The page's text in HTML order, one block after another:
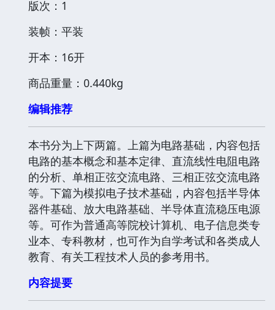
版次：1
装帧：平装
开本：16开
商品重量：0.440kg
编辑推荐
本书分为上下两篇。上篇为电路基础，内容包括
电路的基本概念和基本定律、直流线性电阻电路
的分析、单相正弦交流电路、三相正弦交流电路
等。下篇为模拟电子技术基础，内容包括半导体
器件基础、放大电路基础、半导体直流稳压电源
等。可作为普通高等院校计算机、电子信息类专
业本、专科教材，也可作为自学考试和各类成人
教育、有关工程技术人员的参考用书。
内容提要